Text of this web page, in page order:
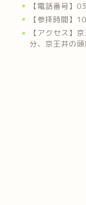
【電話番号】
【参拝時間】
【アクセス】
分、京王井の